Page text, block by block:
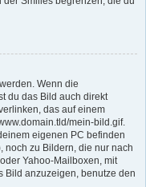
Wenn die
du das Bild auch direkt
das auf einem
mein-bild.gif.
eigenen PC befinden
noch zu Bildern, die nur nach
Yahoo-Mailboxen, mit
Bild anzuzeigen, benutze den